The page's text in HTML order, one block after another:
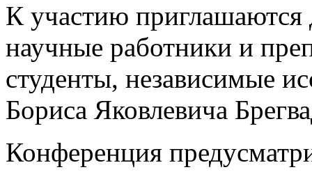
К участию приглашаются
научные работники и
студенты, независимые
Бориса Яковлевича
Конференция